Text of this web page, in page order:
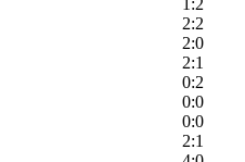
1:2
2:2
2:0
2:1
0:2
0:0
0:0
2:1